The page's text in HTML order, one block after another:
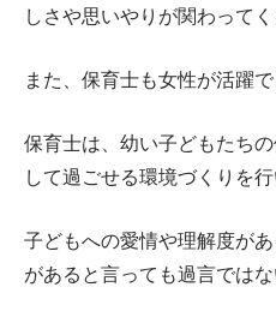
しさや思いやりが関わって
また、保育士も女性が活躍
保育士は、幼い子どもたち
して過ごせる環境づくりを行
子どもへの愛情や理解度が
があると言っても過言ではな